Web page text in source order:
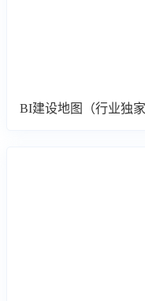
BI建设地图（行业独家